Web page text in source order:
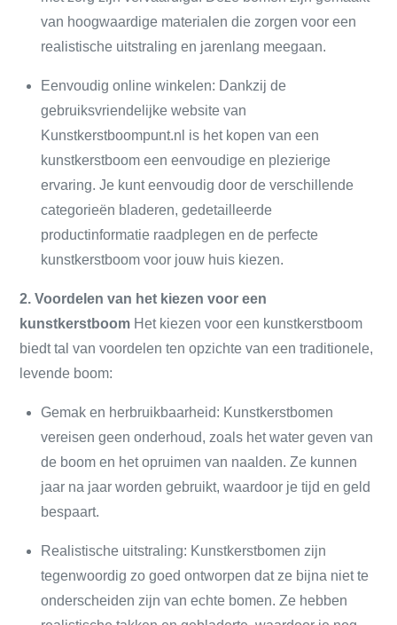
van hoogwaardige materialen die zorgen voor een
realistische uitstraling en jarenlang meegaan.
Eenvoudig online winkelen: Dankzij de
gebruiksvriendelijke website van
Kunstkerstboompunt.nl is het kopen van een
kunstkerstboom een eenvoudige en plezierige
ervaring. Je kunt eenvoudig door de verschillende
categorieën bladeren, gedetailleerde
productinformatie raadplegen en de perfecte
kunstkerstboom voor jouw huis kiezen.
2. Voordelen van het kiezen voor een
kunstkerstboom Het kiezen voor een kunstkerstboom
biedt tal van voordelen ten opzichte van een traditionele,
levende boom:
Gemak en herbruikbaarheid: Kunstkerstbomen
vereisen geen onderhoud, zoals het water geven van
de boom en het opruimen van naalden. Ze kunnen
jaar na jaar worden gebruikt, waardoor je tijd en geld
bespaart.
Realistische uitstraling: Kunstkerstbomen zijn
tegenwoordig zo goed ontworpen dat ze bijna niet te
onderscheiden zijn van echte bomen. Ze hebben